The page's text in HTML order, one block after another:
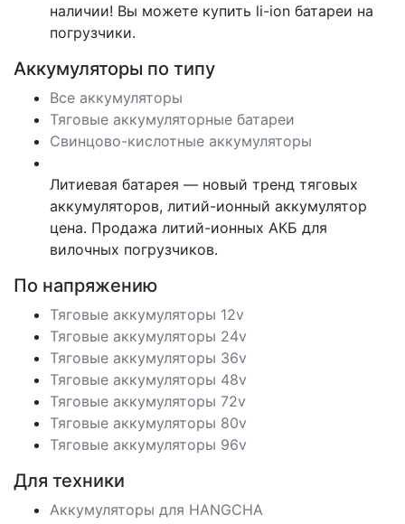
наличии! Вы можете купить li-ion батареи на
погрузчики.
Аккумуляторы по типу
Все аккумуляторы
Тяговые аккумуляторные батареи
Свинцово-кислотные аккумуляторы
Литиевая батарея — новый тренд тяговых
аккумуляторов, литий-ионный аккумулятор
цена. Продажа литий-ионных АКБ для
вилочных погрузчиков.
По напряжению
Тяговые аккумуляторы 12v
Тяговые аккумуляторы 24v
Тяговые аккумуляторы 36v
Тяговые аккумуляторы 48v
Тяговые аккумуляторы 72v
Тяговые аккумуляторы 80v
Тяговые аккумуляторы 96v
Для техники
Аккумуляторы для HANGCHA